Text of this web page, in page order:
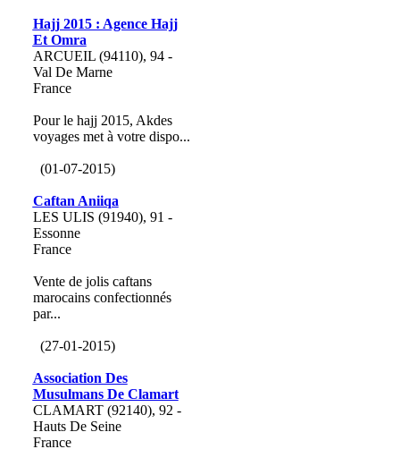
Hajj 2015 : Agence Hajj
Et Omra
ARCUEIL (94110), 94 -
Val De Marne
France
Pour le hajj 2015, Akdes
voyages met à votre dispo...
(01-07-2015)
Caftan Aniiqa
LES ULIS (91940), 91 -
Essonne
France
Vente de jolis caftans
marocains confectionnés
par...
(27-01-2015)
Association Des
Musulmans De Clamart
CLAMART (92140), 92 -
Hauts De Seine
France